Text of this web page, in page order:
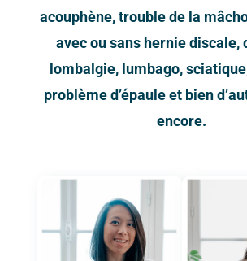
acouphène, trouble de la
avec ou sans hernie discale,
lombalgie, lumbago,
problème d’épaule et bien
encore.